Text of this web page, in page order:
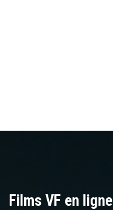
Films VF en ligne